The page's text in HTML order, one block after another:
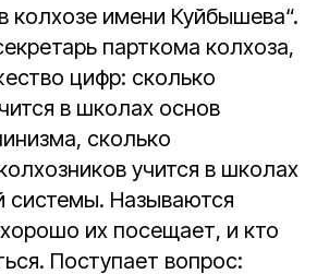
колхозе имени Куйбышева“.
парткома колхоза,
цифр: сколько
в школах основ
сколько
учится в школах
системы. Называются
их посещает, и кто
Поступает вопрос: